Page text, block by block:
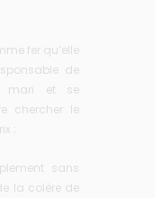
fer qu’elle
de
mari et se
chercher le
;
sans
la colère de